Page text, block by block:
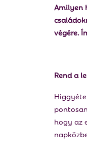
Amilyen
végére.
Rend a
hogy az